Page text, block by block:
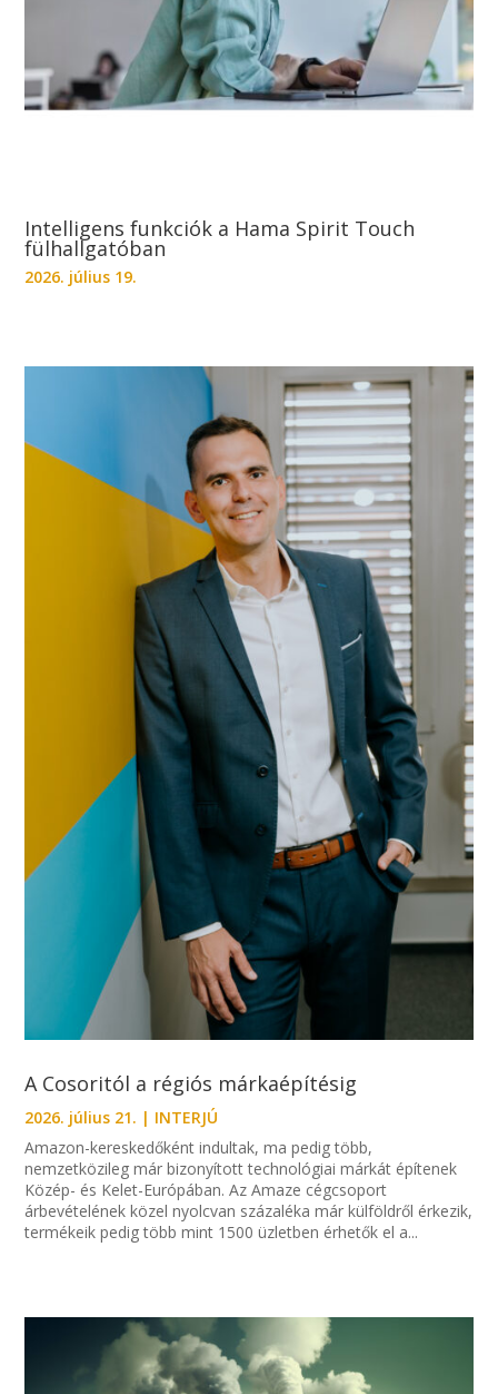
Intelligens funkciók a Hama Spirit Touch
fülhallgatóban
2026. július 19.
A Cosoritól a régiós márkaépítésig
2026. július 21. | INTERJÚ
Amazon-kereskedőként indultak, ma pedig több,
nemzetközileg már bizonyított technológiai márkát építenek
Közép- és Kelet-Európában. Az Amaze cégcsoport
árbevételének közel nyolcvan százaléka már külföldről érkezik,
termékeik pedig több mint 1500 üzletben érhetők el a...